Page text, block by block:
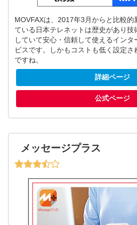
MOVFAXは、2017年3月からと比較的
ている日本テレネットは歴史があり技
していて安心・信頼して使えるイン
ビスです。しかもコストも低く設定
ですね。
詳細ページ
公式ページ
メッセージプラス